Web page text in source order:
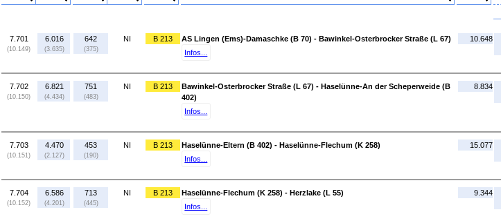
7.701
(10.149)
6.016
(3.635)
642
(375)
NI B 213
AS Lingen (Ems)-Damaschke (B 70) - Bawinkel-Osterbrocker Straße (L 67)
Infos...
10.648
7.702
(10.150)
6.821
(4.434)
751
(483)
NI B 213
Bawinkel-Osterbrocker Straße (L 67) - Haselünne-An der Scheperweide (B
402)
Infos...
8.834
7.703
(10.151)
4.470
(2.127)
453
(190)
NI B 213
Haselünne-Eltern (B 402) - Haselünne-Flechum (K 258)
Infos...
15.077
7.704
(10.152)
6.586
(4.201)
713
(445)
NI B 213
Haselünne-Flechum (K 258) - Herzlake (L 55)
Infos...
9.344